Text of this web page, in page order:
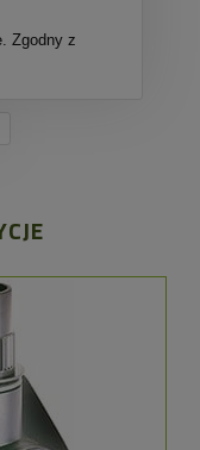
Zgodny z